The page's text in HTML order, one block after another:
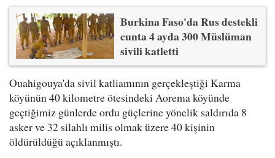
Burkina Faso'da Rus destekli
cunta 4 ayda 300 Müslüman
sivili katletti
Ouahigouya'da sivil katliamının gerçekleştiği Karma
köyünün 40 kilometre ötesindeki Aorema köyünde
geçtiğimiz günlerde ordu güçlerine yönelik saldırıda 8
asker ve 32 silahlı milis olmak üzere 40 kişinin
öldürüldüğü açıklanmıştı.